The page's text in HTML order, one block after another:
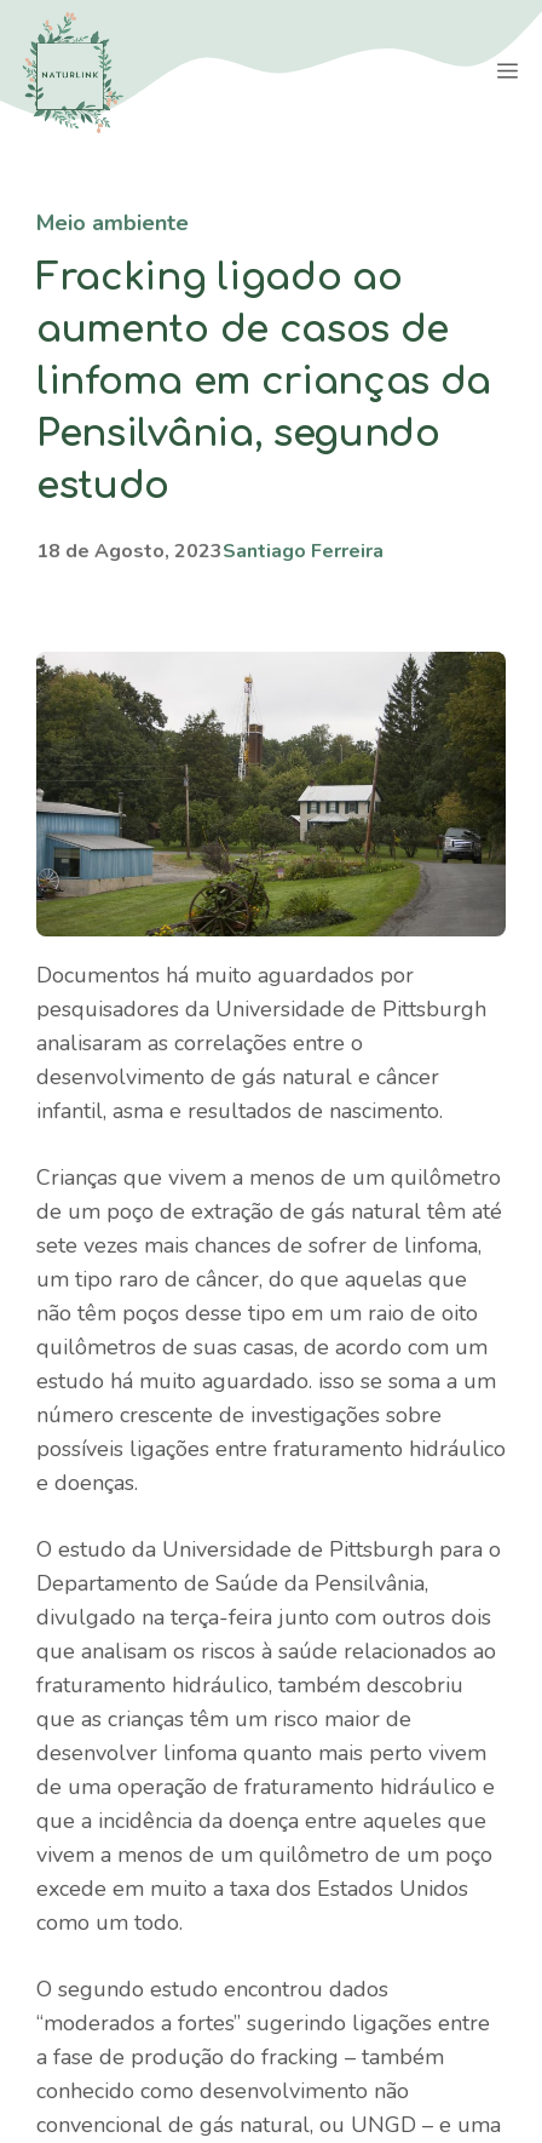
Saltar
para
conteúdo
Meio ambiente
Fracking ligado ao
aumento de casos de
linfoma em crianças da
Pensilvânia, segundo
estudo
18 de Agosto, 2023Santiago Ferreira
Documentos há muito aguardados por
pesquisadores da Universidade de Pittsburgh
analisaram as correlações entre o
desenvolvimento de gás natural e câncer
infantil, asma e resultados de nascimento.
Crianças que vivem a menos de um quilômetro
de um poço de extração de gás natural têm até
sete vezes mais chances de sofrer de linfoma,
um tipo raro de câncer, do que aquelas que
não têm poços desse tipo em um raio de oito
quilômetros de suas casas, de acordo com um
estudo há muito aguardado. isso se soma a um
número crescente de investigações sobre
possíveis ligações entre fraturamento hidráulico
e doenças.
O estudo da Universidade de Pittsburgh para o
Departamento de Saúde da Pensilvânia,
divulgado na terça-feira junto com outros dois
que analisam os riscos à saúde relacionados ao
fraturamento hidráulico, também descobriu
que as crianças têm um risco maior de
desenvolver linfoma quanto mais perto vivem
de uma operação de fraturamento hidráulico e
que a incidência da doença entre aqueles que
vivem a menos de um quilômetro de um poço
excede em muito a taxa dos Estados Unidos
como um todo.
O segundo estudo encontrou dados
“moderados a fortes” sugerindo ligações entre
a fase de produção do fracking – também
conhecido como desenvolvimento não
convencional de gás natural, ou UNGD – e uma